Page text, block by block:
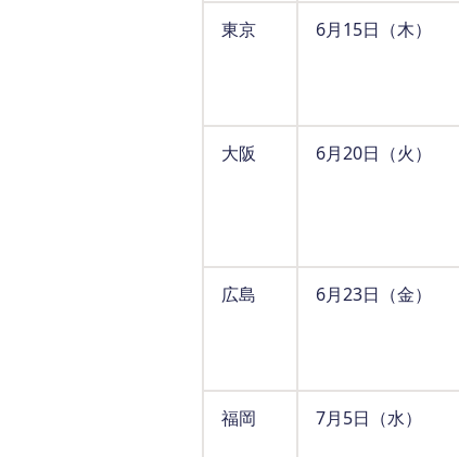
東京 6月15日（木）
大阪 6月20日（火）
広島 6月23日（金）
福岡 7月5日（水）